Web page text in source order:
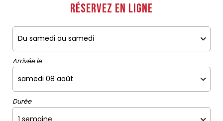
Réservez en ligne
Arrivée le
Durée